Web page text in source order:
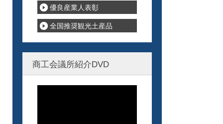
優良産業人表彰
全国推奨観光土産品
商工会議所紹介DVD